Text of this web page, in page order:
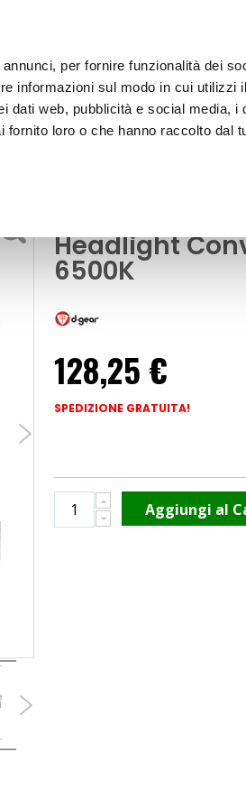
per fornire funzionalità dei
informazioni sul modo in cui utilizzi
dati web, pubblicità e social media, i
loro o che hanno raccolto dal
Headlight
6500K
128,25 €
SPEDIZIONE GRATUITA!
Aggiungi al